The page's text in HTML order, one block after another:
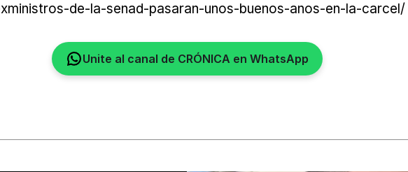
de-la-senad-pasaran-unos-buenos-anos-en-la-carcel/
Unite al canal de CRÓNICA en WhatsApp